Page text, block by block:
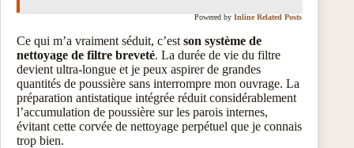
Powered by Inline Related Posts
Ce qui m’a vraiment séduit, c’est son système de
nettoyage de filtre breveté. La durée de vie du filtre
devient ultra-longue et je peux aspirer de grandes
quantités de poussière sans interrompre mon ouvrage. La
préparation antistatique intégrée réduit considérablement
l’accumulation de poussière sur les parois internes,
évitant cette corvée de nettoyage perpétuel que je connais
trop bien.